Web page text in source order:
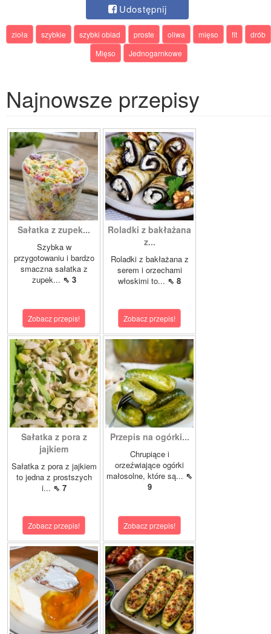
Udostępnij
zioła szybkie szybki obiad proste oliwa mięso fit
drób
Mięso
Jednogarnkowe
Najnowsze przepisy
Sałatka z zupek...
Szybka w
przygotowaniu i bardzo
smaczna sałatka z
zupek... ⇖ 3
Zobacz przepis!
Roladki z bakłażana
z...
Roladki z bakłażana z
serem i orzechami
włoskimi to... ⇖ 8
Zobacz przepis!
Sałatka z pora z
jajkiem
Sałatka z pora z jajkiem
to jedna z prostszych
i... ⇖ 7
Zobacz przepis!
Przepis na ogórki...
Chrupiące i
orzeźwiające ogórki
małosolne, które są... ⇖
9
Zobacz przepis!